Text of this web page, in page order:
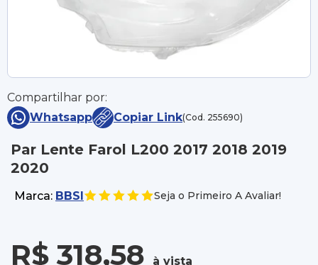
Compartilhar por:
Whatsapp
Copiar Link(Cod. 255690)
Par Lente Farol L200 2017 2018 2019
2020
Marca: BBSI Seja o Primeiro A Avaliar!
R$ 318,58
à vista